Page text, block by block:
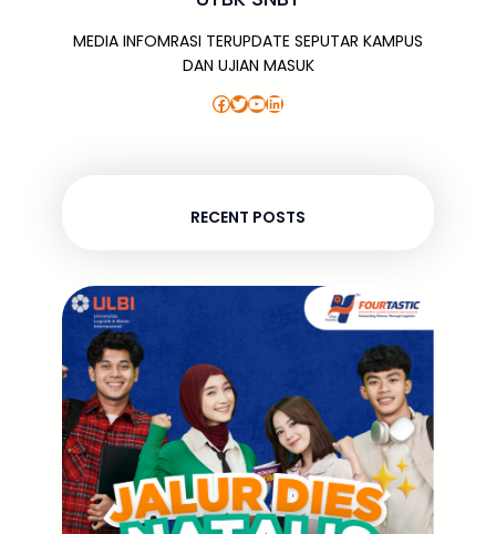
MEDIA INFOMRASI TERUPDATE SEPUTAR KAMPUS
DAN UJIAN MASUK
Facebook Twitter YouTube LinkedIn
RECENT POSTS